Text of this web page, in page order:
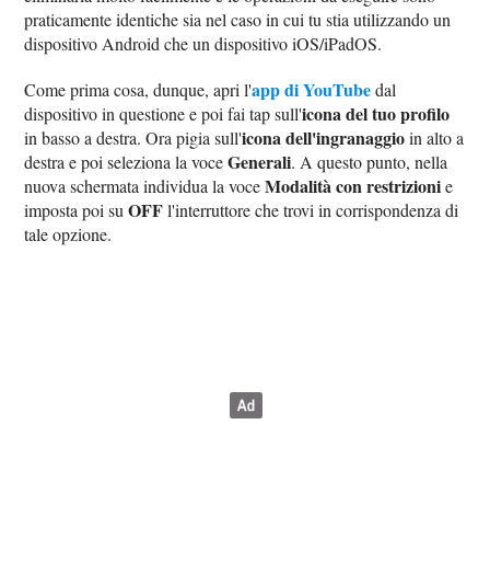
praticamente identiche sia nel caso in cui tu stia utilizzando un
dispositivo Android che un dispositivo iOS/iPadOS.
Come prima cosa, dunque, apri l'app di YouTubedal
dispositivo in questione e poi fai tap sull'icona del tuo profilo
in basso a destra. Ora pigia sull'icona dell'ingranaggioin alto a
destra e poi seleziona la voceGenerali. A questo punto, nella
nuova schermata individua la voceModalità con restrizionie
imposta poi suOFFl'interruttore che trovi in corrispondenza di
tale opzione.